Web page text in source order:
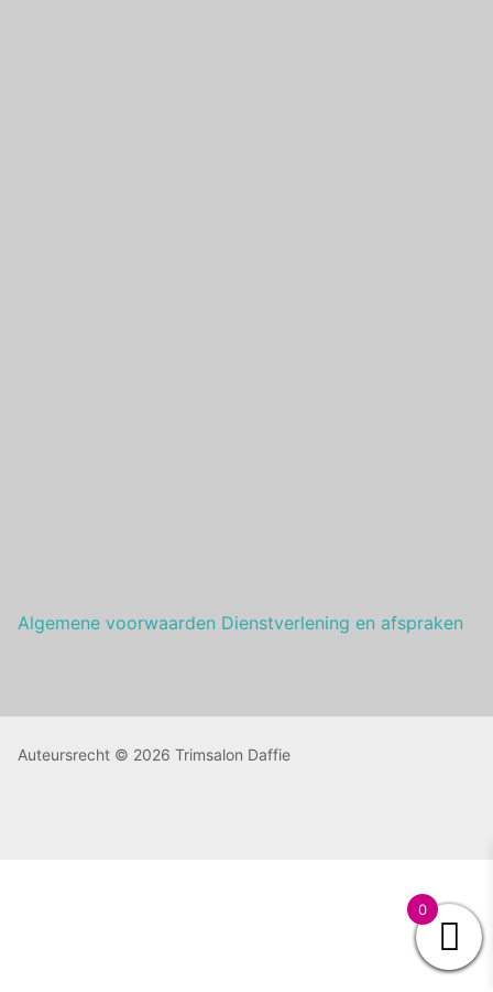
Algemene voorwaarden Dienstverlening en afspraken
Auteursrecht © 2026 Trimsalon Daffie
0